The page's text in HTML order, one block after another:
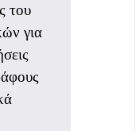
του
για